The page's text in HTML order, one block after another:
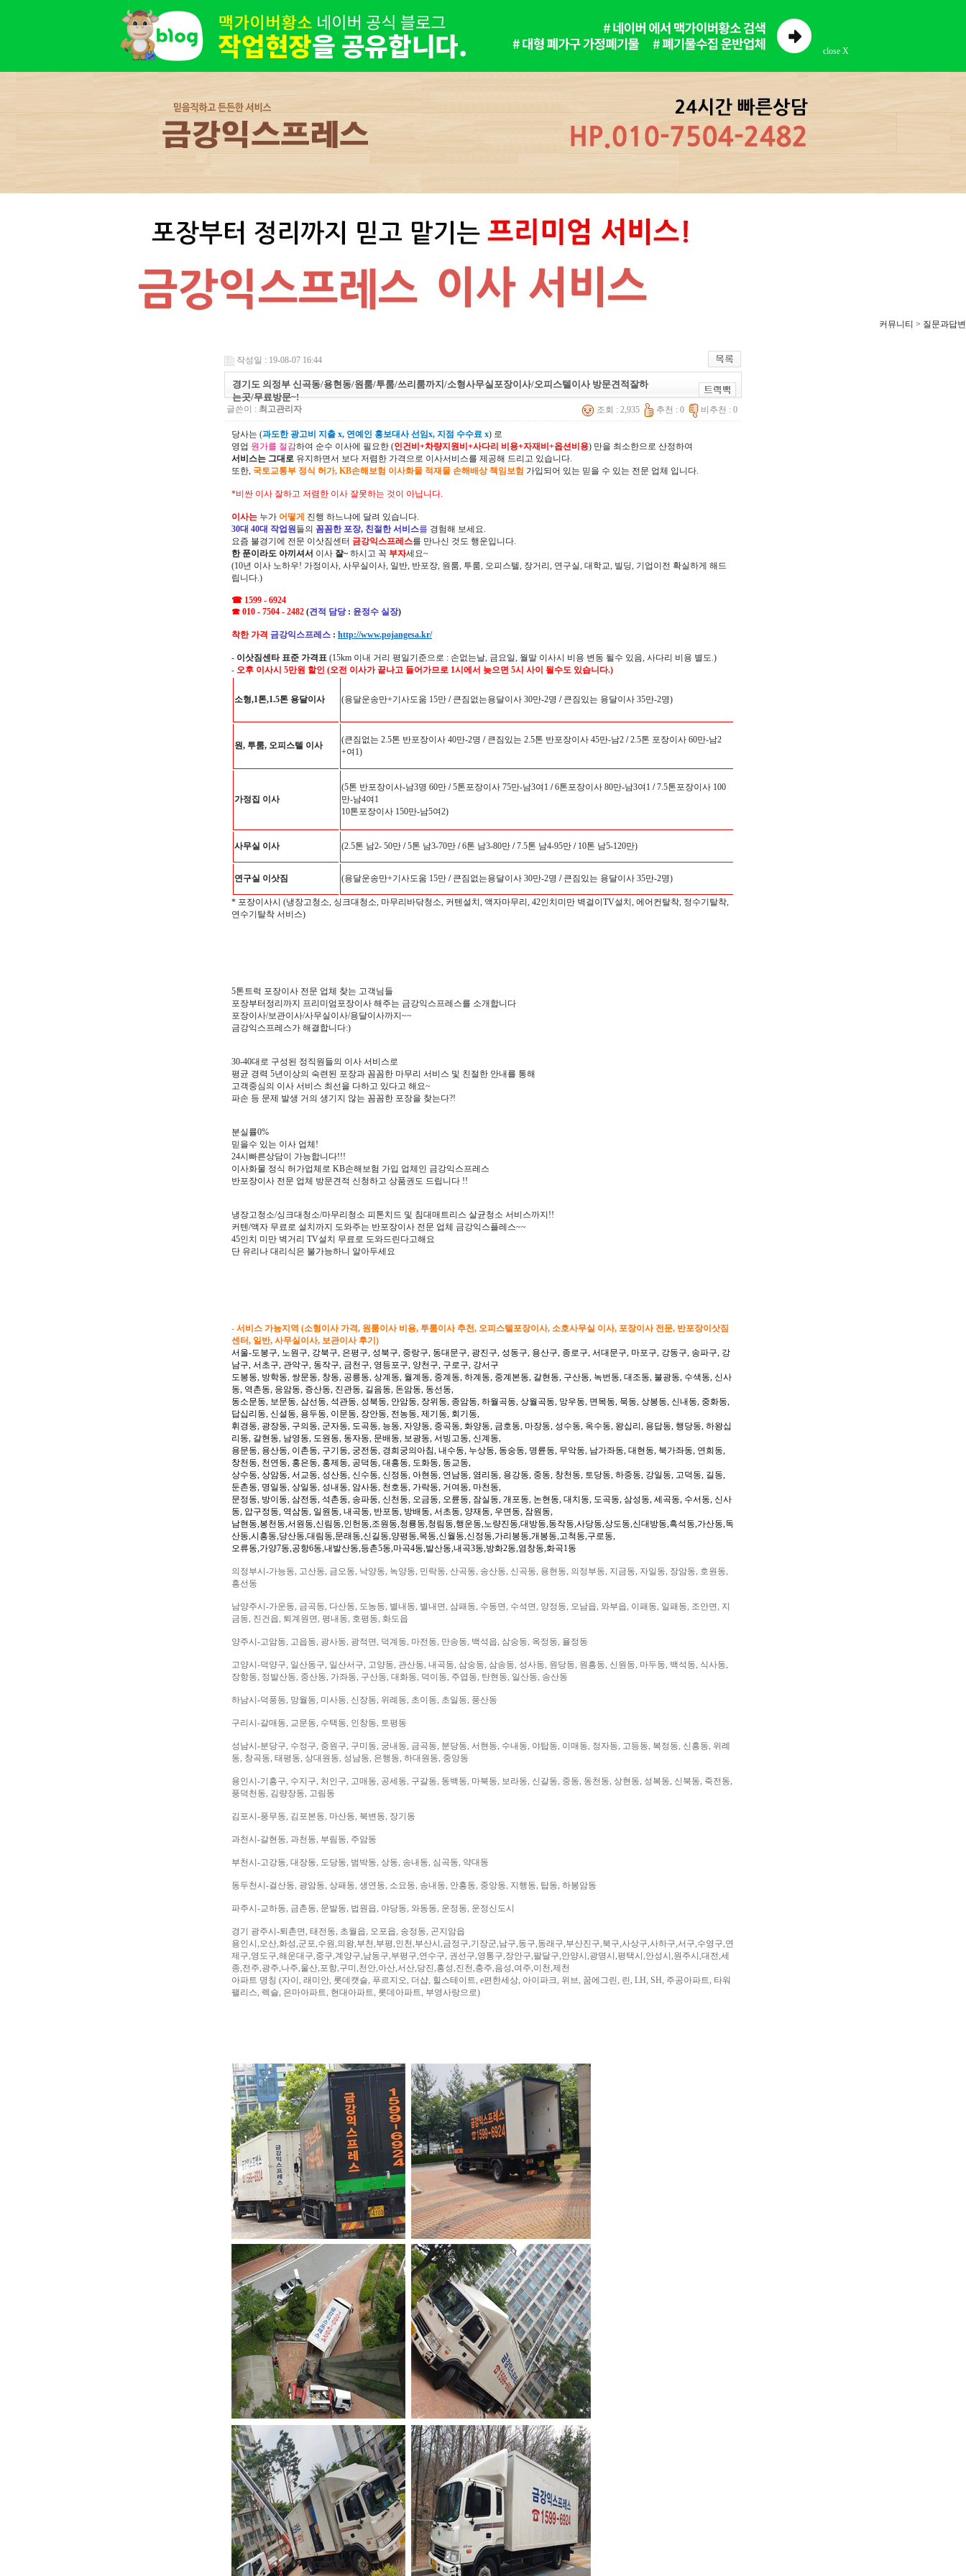
close X
커뮤니티 > 질문과답변
작성일 : 19-08-07 16:44
경기도 의정부 신곡동/용현동/원룸/투룸/쓰리룸까지/소형사무실포장이사/오피스텔이사 방문견적잘하
는곳/무료방문~!
글쓴이 : 최고관리자 조회 : 2,935 추천 : 0 비추천 : 0
당사는 (과도한 광고비 지출 x, 연예인 홍보대사 선임x, 지점 수수료 x) 로
영업 원가를 절감하여 순수 이사에 필요한 (인건비+차량지원비+사다리 비용+자재비+옵션비용) 만을 최소한으로 산정하여
서비스는 그대로 유지하면서 보다 저렴한 가격으로 이사서비스를 제공해 드리고 있습니다.
또한, 국토교통부 정식 허가, KB손해보험 이사화물 적재물 손해배상 책임보험 가입되어 있는 믿을 수 있는 전문 업체 입니다.
*비싼 이사 잘하고 저렴한 이사 잘못하는 것이 아닙니다.
이사는 누가 어떻게 진행 하느냐에 달려 있습니다.
30대 40대 작업원들의 꼼꼼한 포장, 친절한 서비스를 경험해 보세요.
요즘 불경기에 전문 이삿짐센터 금강익스프레스를 만나신 것도 행운입니다.
한 푼이라도 아끼셔서 이사 잘~ 하시고 꼭 부자세요~
(10년 이사 노하우! 가정이사, 사무실이사, 일반, 반포장, 원룸, 투룸, 오피스텔, 장거리, 연구실, 대학교, 빌딩, 기업이전 확실하게 해드
립니다.)
☎ 1599 - 6924
☎ 010 - 7504 - 2482 (견적 담당 : 윤정수 실장)
착한 가격 금강익스프레스 : http://www.pojangesa.kr/
- 이삿짐센타 표준 가격표 (15km 이내 거리 평일기준으로 : 손없는날, 금요일, 월말 이사시 비용 변동 될수 있음, 사다리 비용 별도.)
- 오후 이사시 5만원 할인 (오전 이사가 끝나고 들어가므로 1시에서 늦으면 5시 사이 될수도 있습니다.)
소형,1톤,1.5톤 용달이사 (용달운송만+기사도움 15만 /큰짐없는용달이사 30만-2명 /큰짐있는 용달이사 35만-2명)
원, 투룸, 오피스텔 이사
(큰짐없는 2.5톤 반포장이사 40만-2명 /큰짐있는 2.5톤 반포장이사 45만-남2 /2.5톤 포장이사 60만-남2
+여1)
가정집 이사
(5톤 반포장이사-남3명 60만 /5톤포장이사 75만-남3여1 /6톤포장이사 80만-남3여1 /7.5톤포장이사 100
만-남4여1
10톤포장이사 150만-남5여2)
사무실 이사 (2.5톤 남2- 50만 /5톤 남3-70만 /6톤 남3-80만 /7.5톤 남4-95만 /10톤 남5-120만)
연구실 이삿짐 (용달운송만+기사도움 15만 /큰짐없는용달이사 30만-2명 /큰짐있는 용달이사 35만-2명)
* 포장이사시 (냉장고청소, 싱크대청소, 마무리바닦청소, 커텐설치, 액자마무리, 42인치미만 벽걸이TV설치, 에어컨탈착, 정수기탈착,
연수기탈착 서비스)
5톤트럭 포장이사 전문 업체 찾는 고객님들
포장부터정리까지 프리미엄포장이사 해주는 금강익스프레스를 소개합니다
포장이사/보관이사/사무실이사/용달이사까지~~
금강익스프레스가 해결합니다:)
30-40대로 구성된 정직원들의 이사 서비스로
평균 경력 5년이상의 숙련된 포장과 꼼꼼한 마무리 서비스 및 친절한 안내를 통해
고객중심의 이사 서비스 최선을 다하고 있다고 해요~
파손 등 문제 발생 거의 생기지 않는 꼼꼼한 포장을 찾는다?!
분실률0%
믿을수 있는 이사 업체!
24시빠른상담이 가능합니다!!!
이사화물 정식 허가업체로 KB손해보험 가입 업체인 금강익스프레스
반포장이사 전문 업체 방문견적 신청하고 상품권도 드립니다 !!
냉장고청소/싱크대청소/마무리청소 피톤치드 및 침대매트리스 살균청소 서비스까지!!
커텐/액자 무료로 설치까지 도와주는 반포장이사 전문 업체 금강익스플레스~~
45인치 미만 벽거리 TV설치 무료로 도와드린다고해요
단 유리나 대리식은 불가능하니 알아두세요
- 서비스 가능지역 (소형이사 가격, 원룸이사 비용, 투룸이사 추천, 오피스텔포장이사, 소호사무실 이사, 포장이사 전문, 반포장이삿짐
센터, 일반, 사무실이사, 보관이사 후기)
서울-도봉구, 노원구, 강북구, 은평구, 성북구, 중랑구, 동대문구, 광진구, 성동구, 용산구, 종로구, 서대문구, 마포구, 강동구, 송파구, 강
남구, 서초구, 관악구, 동작구, 금천구, 영등포구, 양천구, 구로구, 강서구
도봉동, 방학동, 쌍문동, 창동, 공릉동, 상계동, 월계동, 중계동, 하계동, 중계본동, 갈현동, 구산동, 녹번동, 대조동, 불광동, 수색동, 신사
동, 역촌동, 응암동, 증산동, 진관동, 길음동, 돈암동, 동선동,
동소문동, 보문동, 삼선동, 석관동, 성북동, 안암동, 장위동, 종암동, 하월곡동, 상월곡동, 망우동, 면목동, 묵동, 상봉동, 신내동, 중화동,
답십리동, 신설동, 용두동, 이문동, 장안동, 전농동, 제기동, 회기동,
휘경동, 광장동, 구의동, 군자동, 도곡동, 능동, 자양동, 중곡동, 화양동, 금호동, 마장동, 성수동, 옥수동, 왕십리, 용답동, 행당동, 하왕십
리동, 갈현동, 남영동, 도원동, 동자동, 문배동, 보광동, 서빙고동, 신계동,
용문동, 용산동, 이촌동, 구기동, 궁전동, 경희궁의아침, 내수동, 누상동, 동숭동, 명륜동, 무악동, 남가좌동, 대현동, 북가좌동, 연희동,
창천동, 천연동, 홍은동, 홍제동, 공덕동, 대흥동, 도화동, 동교동,
상수동, 상암동, 서교동, 성산동, 신수동, 신정동, 아현동, 연남동, 염리동, 용강동, 중동, 창천동, 토당동, 하중동, 강일동, 고덕동, 길동,
둔촌동, 명일동, 상일동, 성내동, 암사동, 천호동, 가락동, 거여동, 마천동,
문정동, 방이동, 삼전동, 석촌동, 송파동, 신천동, 오금동, 오륜동, 잠실동, 개포동, 논현동, 대치동, 도곡동, 삼성동, 세곡동, 수서동, 신사
동, 압구정동, 역삼동, 일원동, 내곡동, 반포동, 방배동, 서초동, 양재동, 우면동, 잠원동,
남현동,봉천동,서원동,신림동,인헌동,조원동,청룡동,청림동,행운동,노량진동,대방동,동작동,사당동,상도동,신대방동,흑석동,가산동,독
산동,시흥동,당산동,대림동,문래동,신길동,양평동,목동,신월동,신정동,가리봉동,개봉동,고척동,구로동,
오류동,가양7동,공항6동,내발산동,등촌5동,마곡4동,발산동,내곡3동,방화2동,염창동,화곡1동
의정부시-가능동, 고산동, 금오동, 낙양동, 녹양동, 민락동, 산곡동, 송산동, 신곡동, 용현동, 의정부동, 지금동, 자일동, 장암동, 호원동,
흥선동
남양주시-가운동, 금곡동, 다산동, 도농동, 별내동, 별내면, 삼패동, 수동면, 수석면, 양정동, 오남읍, 와부읍, 이패동, 일패동, 조안면, 지
금동, 진건읍, 퇴계원면, 평내동, 호평동, 화도읍
양주시-고암동, 고읍동, 광사동, 광적면, 덕계동, 마전동, 만송동, 백석읍, 삼숭동, 옥정동, 율정동
고양시-덕양구, 일산동구, 일산서구, 고양동, 관산동, 내곡동, 삼숭동, 삼송동, 성사동, 원당동, 원흥동, 신원동, 마두동, 백석동, 식사동,
장항동, 정발산동, 중산동, 가좌동, 구산동, 대화동, 덕이동, 주엽동, 탄현동, 일산동, 송산동
하남시-덕풍동, 망월동, 미사동, 신장동, 위례동, 초이동, 초일동, 풍산동
구리시-갈매동, 교문동, 수택동, 인창동, 토평동
성남시-분당구, 수정구, 중원구, 구미동, 궁내동, 금곡동, 분당동, 서현동, 수내동, 야탑동, 이매동, 정자동, 고등동, 복정동, 신흥동, 위례
동, 창곡동, 태평동, 상대원동, 성남동, 은행동, 하대원동, 중앙동
용인시-기흥구, 수지구, 처인구, 고매동, 공세동, 구갈동, 동백동, 마북동, 보라동, 신갈동, 중동, 동천동, 상현동, 성복동, 신북동, 죽전동,
풍덕천동, 김량장동, 고림동
김포시-풍무동, 김포본동, 마산동, 북변동, 장기동
과천시-갈현동, 과천동, 부림동, 주암동
부천시-고강동, 대장동, 도당동, 범박동, 상동, 송내동, 심곡동, 약대동
동두천시-걸산동, 광암동, 상패동, 생연동, 소요동, 송내동, 안흥동, 중앙동, 지행동, 탑동, 하봉암동
파주시-교하동, 금촌동, 문발동, 법원읍, 야당동, 와동동, 운정동, 운정신도시
경기 광주시-퇴촌면, 태전동, 초월읍, 오포읍, 송정동, 곤지암읍
용인시,오산,화성,군포,수원,의왕,부천,부평,인천,부산시,금정구,기장군,남구,동구,동래구,부산진구,북구,사상구,사하구,서구,수영구,연
제구,영도구,해운대구,중구,계양구,남동구,부평구,연수구, 권선구,영통구,장안구,팔달구,안양시,광명시,평택시,안성시,원주시,대전,세
종,전주,광주,나주,울산,포항,구미,천안,아산,서산,당진,홍성,진천,충주,음성,여주,이천,제천
아파트 명칭 (자이, 래미안, 롯데캣슬, 푸르지오, 더샵, 힐스테이트, e편한세상, 아이파크, 위브, 꿈에그린, 린, LH, SH, 주공아파트, 타워
팰리스, 렉슬, 은마아파트, 현대아파트, 롯데아파트, 부영사랑으로)